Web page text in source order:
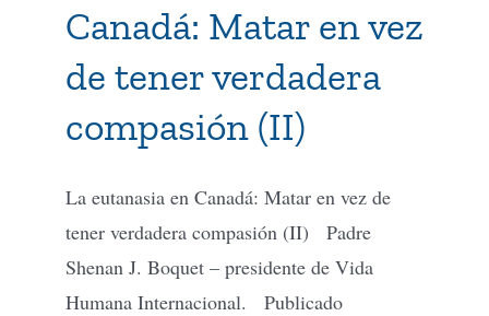
Canadá: Matar en vez
de tener verdadera
compasión (II)
La eutanasia en Canadá: Matar en vez de
tener verdadera compasión (II) Padre
Shenan J. Boquet – presidente de Vida
Humana Internacional. Publicado